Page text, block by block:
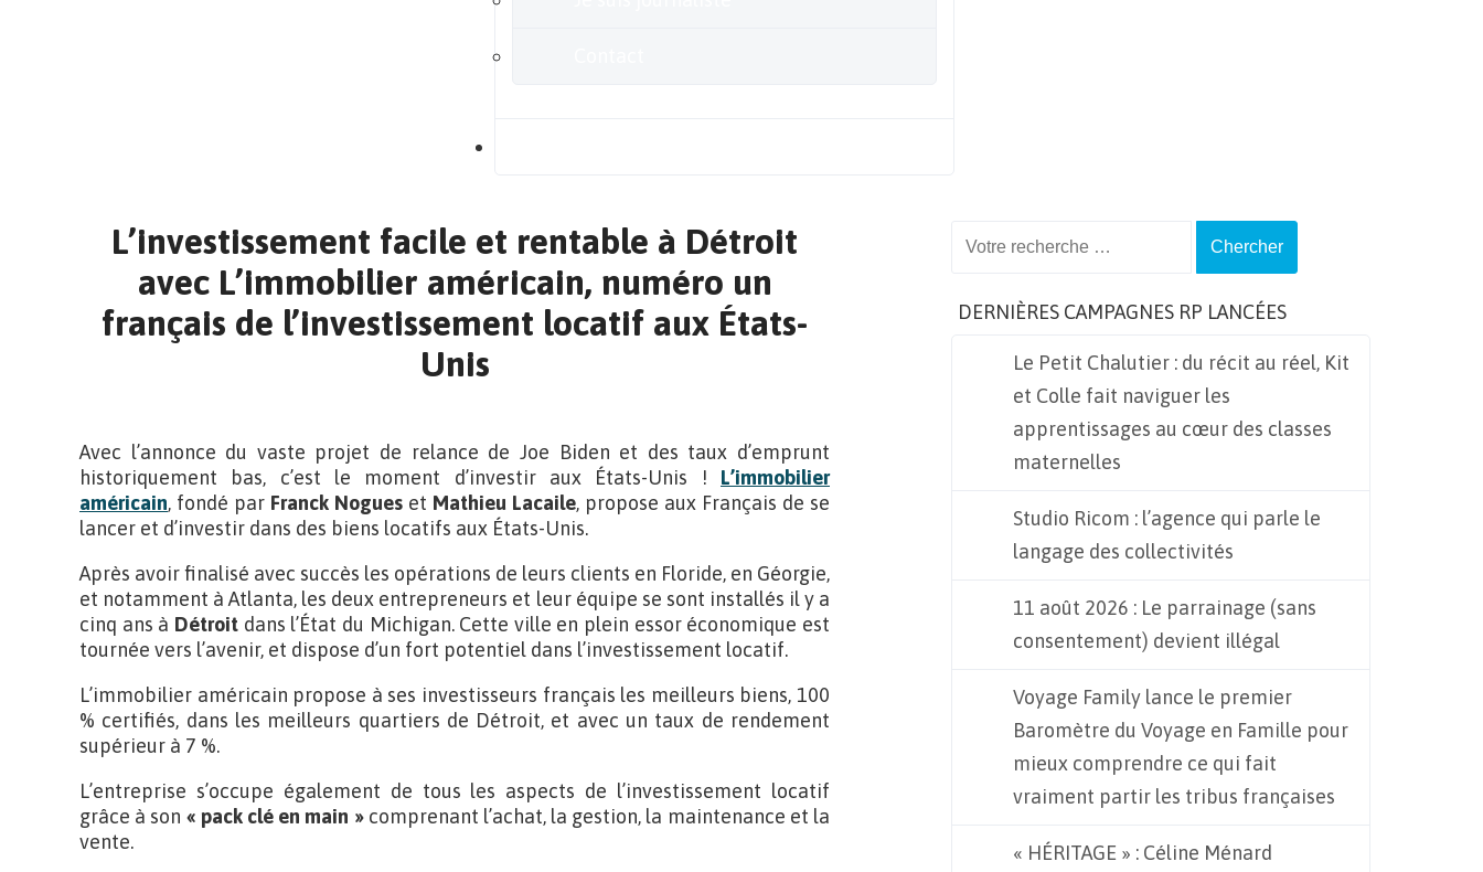
L’investissement facile et rentable à Détroit
avec L’immobilier américain, numéro un
français de l’investissement locatif aux États-
Unis
Avec l’annonce du vaste projet de relance de Joe Biden et des taux d’emprunt
historiquement bas, c’est le moment d’investir aux États-Unis ! L’immobilier
américain, fondé par Franck Nogues et Mathieu Lacaile, propose aux Français de se
lancer et d’investir dans des biens locatifs aux États-Unis.
Après avoir finalisé avec succès les opérations de leurs clients en Floride, en Géorgie,
et notamment à Atlanta, les deux entrepreneurs et leur équipe se sont installés il y a
cinq ans à Détroitdans l’État du Michigan. Cette ville en plein essor économique est
tournée vers l’avenir, et dispose d’un fort potentiel dans l’investissement locatif.
L’immobilier américain propose à ses investisseurs français les meilleurs biens, 100
% certifiés, dans les meilleurs quartiers de Détroit, et avec un taux de rendement
supérieur à 7 %.
L’entreprise s’occupe également de tous les aspects de l’investissement locatif
grâce à son « pack clé en main »comprenant l’achat, la gestion, la maintenance et la
vente.
DERNIÈRES CAMPAGNES RP LANCÉES
Le Petit Chalutier : du récit au réel, Kit
et Colle fait naviguer les
apprentissages au cœur des classes
maternelles
Studio Ricom : l’agence qui parle le
langage des collectivités
11 août 2026 : Le parrainage (sans
consentement) devient illégal
Voyage Family lance le premier
Baromètre du Voyage en Famille pour
mieux comprendre ce qui fait
vraiment partir les tribus françaises
« HÉRITAGE » : Céline Ménard